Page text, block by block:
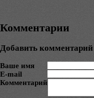
Комментарии
Добавить комментарий
Ваше имя
E-mail
Комментарий